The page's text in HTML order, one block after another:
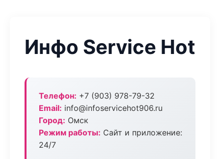
Инфо Service Hot
Телефон: +7 (903) 978-79-32
Email: info@infoservicehot906.ru
Город: Омск
Режим работы: Сайт и приложение:
24/7